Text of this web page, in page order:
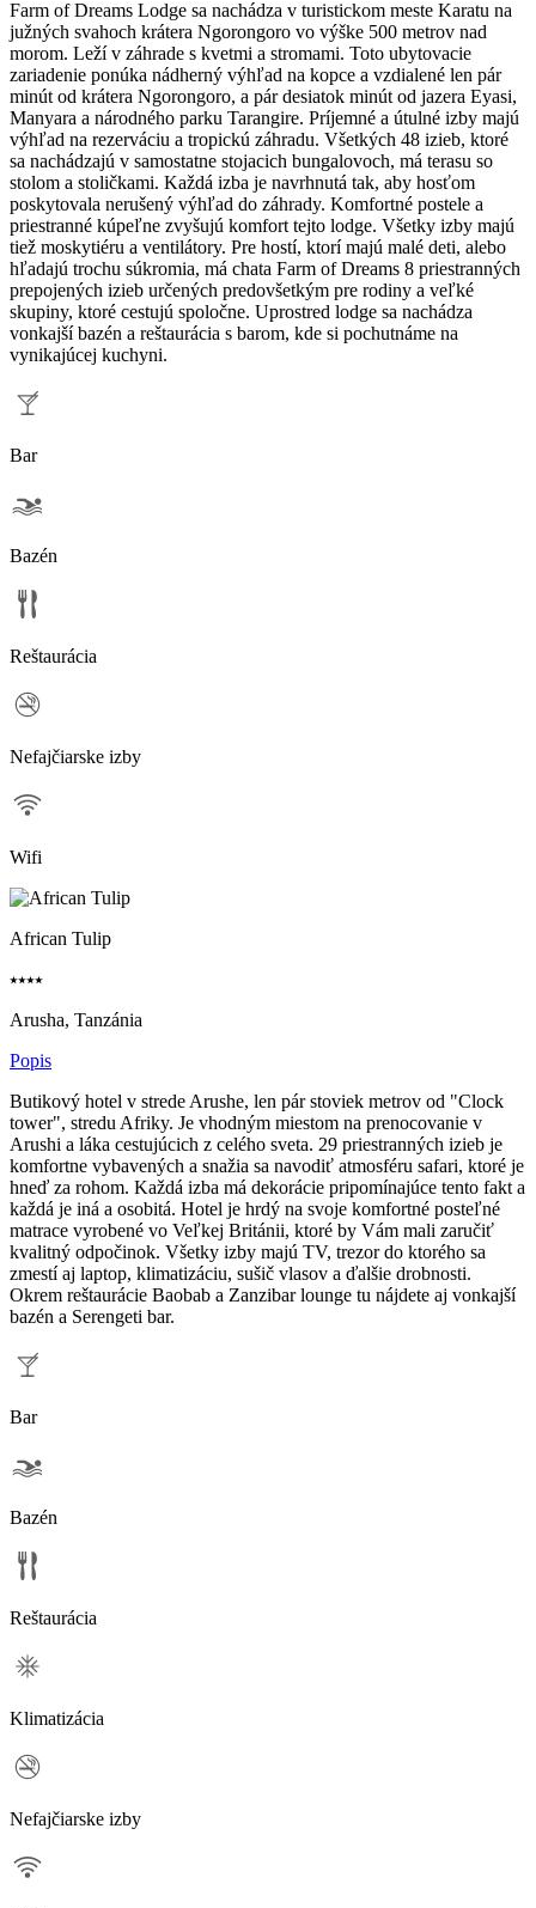
Farm of Dreams Lodge sa nachádza v turistickom meste Karatu na
južných svahoch krátera Ngorongoro vo výške 500 metrov nad
morom. Leží v záhrade s kvetmi a stromami. Toto ubytovacie
zariadenie ponúka nádherný výhľad na kopce a vzdialené len pár
minút od krátera Ngorongoro, a pár desiatok minút od jazera Eyasi,
Manyara a národného parku Tarangire. Príjemné a útulné izby majú
výhľad na rezerváciu a tropickú záhradu. Všetkých 48 izieb, ktoré
sa nachádzajú v samostatne stojacich bungalovoch, má terasu so
stolom a stoličkami. Každá izba je navrhnutá tak, aby hosťom
poskytovala nerušený výhľad do záhrady. Komfortné postele a
priestranné kúpeľne zvyšujú komfort tejto lodge. Všetky izby majú
tiež moskytiéru a ventilátory. Pre hostí, ktorí majú malé deti, alebo
hľadajú trochu súkromia, má chata Farm of Dreams 8 priestranných
prepojených izieb určených predovšetkým pre rodiny a veľké
skupiny, ktoré cestujú spoločne. Uprostred lodge sa nachádza
vonkajší bazén a reštaurácia s barom, kde si pochutnáme na
vynikajúcej kuchyni.
Bar
Bazén
Reštaurácia
Nefajčiarske izby
Wifi
African Tulip
⭑⭑⭑⭑
Arusha, Tanzánia
Popis
Butikový hotel v strede Arushe, len pár stoviek metrov od "Clock
tower", stredu Afriky. Je vhodným miestom na prenocovanie v
Arushi a láka cestujúcich z celého sveta. 29 priestranných izieb je
komfortne vybavených a snažia sa navodiť atmosféru safari, ktoré je
hneď za rohom. Každá izba má dekorácie pripomínajúce tento fakt a
každá je iná a osobitá. Hotel je hrdý na svoje komfortné posteľné
matrace vyrobené vo Veľkej Británii, ktoré by Vám mali zaručiť
kvalitný odpočinok. Všetky izby majú TV, trezor do ktorého sa
zmestí aj laptop, klimatizáciu, sušič vlasov a ďalšie drobnosti.
Okrem reštaurácie Baobab a Zanzibar lounge tu nájdete aj vonkajší
bazén a Serengeti bar.
Bar
Bazén
Reštaurácia
Klimatizácia
Nefajčiarske izby